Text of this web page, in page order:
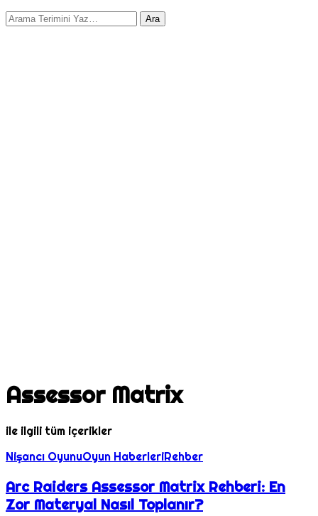
Assessor Matrix
ile ilgili tüm içerikler
Nişancı OyunuOyun HaberleriRehber
Arc Raiders Assessor Matrix Rehberi: En
Zor Materyal Nasıl Toplanır?